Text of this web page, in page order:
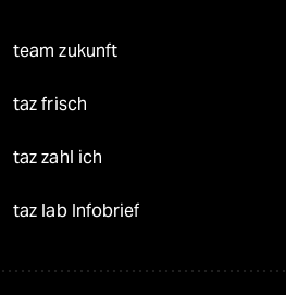
team zukunft
taz frisch
taz zahl ich
taz lab Infobrief